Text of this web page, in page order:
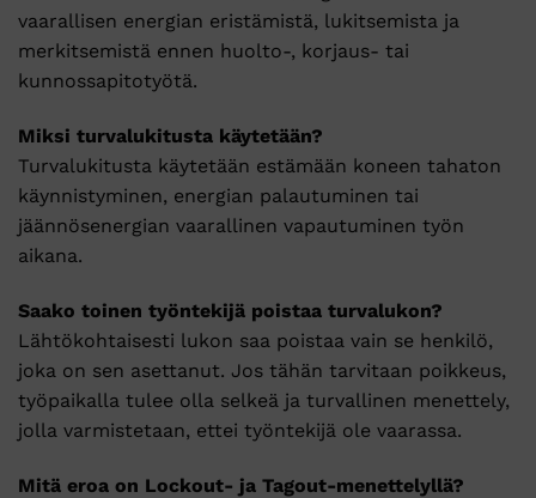
vaarallisen energian eristämistä, lukitsemista ja
merkitsemistä ennen huolto-, korjaus- tai
kunnossapitotyötä.
Miksi turvalukitusta käytetään?
Turvalukitusta käytetään estämään koneen tahaton
käynnistyminen, energian palautuminen tai
jäännösenergian vaarallinen vapautuminen työn
aikana.
Saako toinen työntekijä poistaa turvalukon?
Lähtökohtaisesti lukon saa poistaa vain se henkilö,
joka on sen asettanut. Jos tähän tarvitaan poikkeus,
työpaikalla tulee olla selkeä ja turvallinen menettely,
jolla varmistetaan, ettei työntekijä ole vaarassa.
Mitä eroa on Lockout- ja Tagout-menettelyllä?